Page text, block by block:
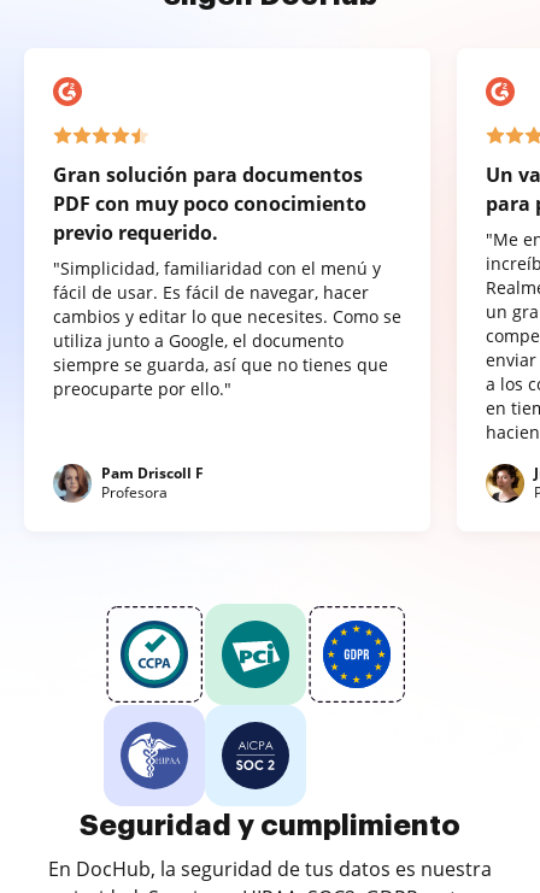
Gran solución para documentos
PDF con muy poco conocimiento
previo requerido.
"Simplicidad, familiaridad con el menú y
fácil de usar. Es fácil de navegar, hacer
cambios y editar lo que necesites. Como se
utiliza junto a Google, el documento
siempre se guarda, así que no tienes que
preocuparte por ello."
Pam Driscoll F
Profesora
Un
para
"Me
un
a los
en
Seguridad y cumplimiento
En DocHub, la seguridad de tus datos es nuestra